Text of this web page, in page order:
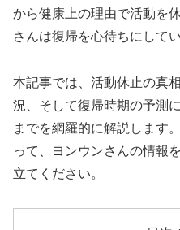
から健康上の理由で活動を
さんは復帰を心待ちにして
本記事では、活動休止の真
況、そして復帰時期の予測
までを網羅的に解説します
って、ヨンウンさんの情報
立てください。